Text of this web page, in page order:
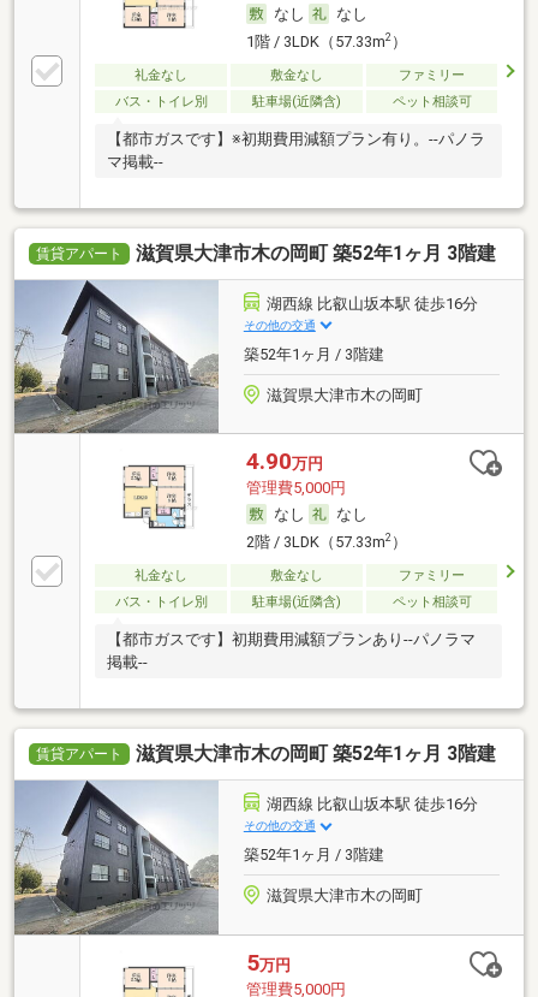
なし
なし
1階 / 3LDK（57.33m2）
礼金なし 敷金なし
ファミリー
バス・トイレ別
駐車場(近隣含) ペット相談可
【都市ガスです】※初期費用減額プラン有り。--パノラ
マ掲載--
賃貸アパート 滋賀県大津市木の岡町 築52年1ヶ月 3階建
湖西線 比叡山坂本駅 徒歩16分
その他の交通
築52年1ヶ月 / 3階建
滋賀県大津市木の岡町
4.90万円
管理費5,000円
なし
なし
2階 / 3LDK（57.33m2）
礼金なし 敷金なし
ファミリー
バス・トイレ別
駐車場(近隣含) ペット相談可
【都市ガスです】初期費用減額プランあり--パノラマ
掲載--
賃貸アパート 滋賀県大津市木の岡町 築52年1ヶ月 3階建
湖西線 比叡山坂本駅 徒歩16分
その他の交通
築52年1ヶ月 / 3階建
滋賀県大津市木の岡町
5万円
管理費5,000円